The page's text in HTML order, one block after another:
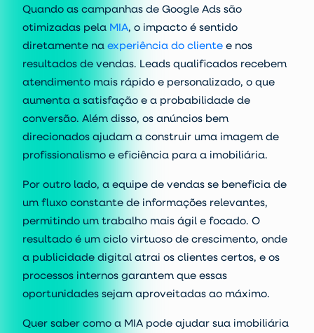
Quando as campanhas de Google Ads são
otimizadas pela MIA, o impacto é sentido
diretamente na experiência do cliente e nos
resultados de vendas. Leads qualificados recebem
atendimento mais rápido e personalizado, o que
aumenta a satisfação e a probabilidade de
conversão. Além disso, os anúncios bem
direcionados ajudam a construir uma imagem de
profissionalismo e eficiência para a imobiliária.
Por outro lado, a equipe de vendas se beneficia de
um fluxo constante de informações relevantes,
permitindo um trabalho mais ágil e focado. O
resultado é um ciclo virtuoso de crescimento, onde
a publicidade digital atrai os clientes certos, e os
processos internos garantem que essas
oportunidades sejam aproveitadas ao máximo.
Quer saber como a MIA pode ajudar sua imobiliária